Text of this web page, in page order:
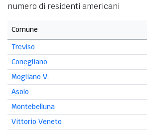
numero di residenti americani
Comune
Treviso
Conegliano
Mogliano V.
Asolo
Montebelluna
Vittorio Veneto